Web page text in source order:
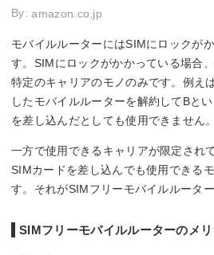
By:amazon.co.jp
モバイルルーターにはSIMにロックが
す。SIMにロックがかかっている場合
特定のキャリアのモノのみです。例え
したモバイルルーターを解約してBと
を差し込んだとしても使用できません。
一方で使用できるキャリアが限定され
SIMカードを差し込んでも使用できる
す。それがSIMフリーモバイルルーター
SIMフリーモバイルルーターのメ